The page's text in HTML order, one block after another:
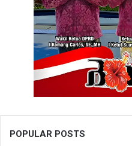
POPULAR POSTS